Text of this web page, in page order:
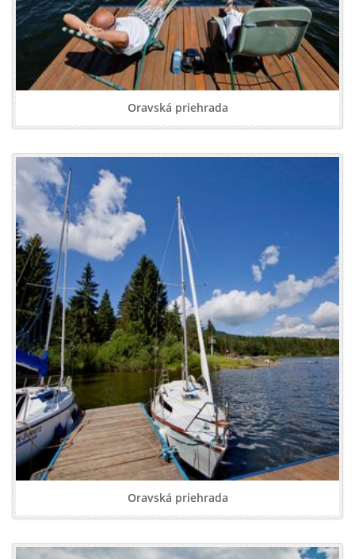
Oravská priehrada
Oravská priehrada